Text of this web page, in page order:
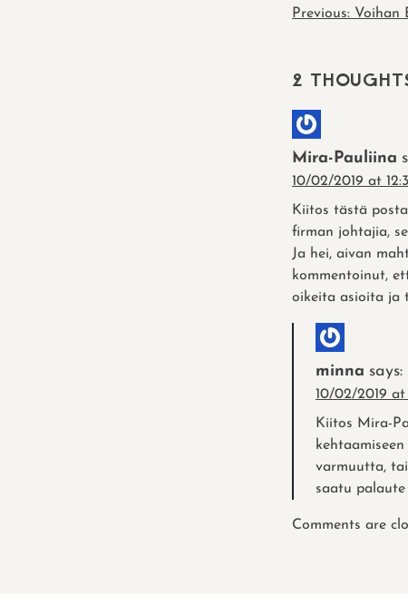
POST
Previous: Voihan
2
Mira-Pauliina
10/02/2019 at
Kiitos tästä
firman johtajia,
Ja hei, aivan
kommentoinut,
oikeita asioita ja
minna says:
10/02/2019 at
Kiitos Mira-
varmuutta,
saatu
Comments are